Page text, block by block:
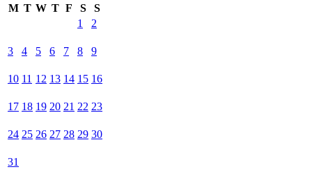
M T W T F S
S
1
2
3 4 5 6 7 8 9
10 11 12 13 14 15 16
17 18 19 20 21 22 23
24 25 26 27 28 29 30
31